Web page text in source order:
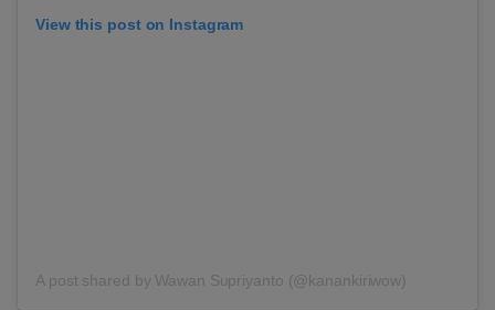
View this post on Instagram
A post shared by Wawan Supriyanto (@kanankiriwow)